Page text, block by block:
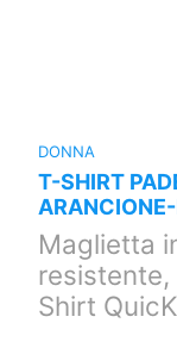
DONNA
T-SHIRT
Maglietta
Shirt